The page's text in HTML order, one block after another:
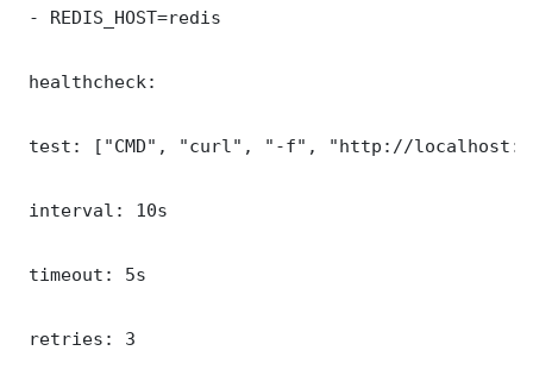
- REDIS_HOST=redis
healthcheck:
test: ["CMD", "curl", "-f", "http://
interval: 10s
timeout: 5s
retries: 3